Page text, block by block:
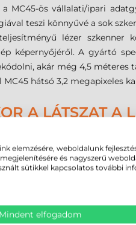
MC45-ös vállalati/ipari
teszi könnyűvé a sok
lézer szkenner
képernyőjéről. A gyártó
akár még 4,5
MC45 hátsó 3,2 megapixeles
A LÁTSZAT A
nagy felbontású kijelző LED
társaihoz képest. A
és járművekben
terminál kezelését mind
elemzésére, weboldalunk
és nagyszerű
sütikkel kapcsolatos további
Mindent elfogadom